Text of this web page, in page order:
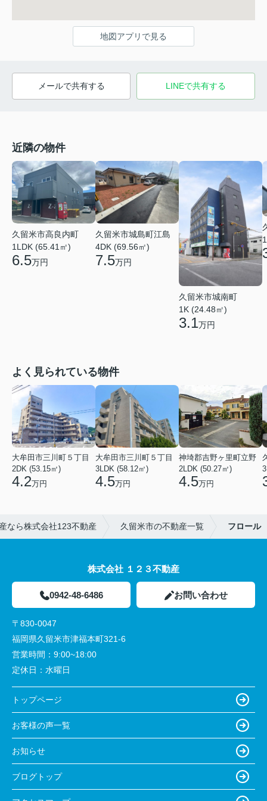
地図アプリで見る
メールで共有する LINEで共有する
近隣の物件
久留米市高良内町
1LDK (65.41㎡)
6.5万円
久留米市城島町江島
4DK (69.56㎡)
7.5万円
久留米市城南町
1K (24.48㎡)
3.1万円
よく見られている物件
大牟田市三川町５丁目
2DK (53.15㎡)
4.2万円
大牟田市三川町５丁目
3LDK (58.12㎡)
4.5万円
神埼郡吉野ヶ里町立野
2LDK (50.27㎡)
4.5万円
なら株式会社123不動産 久留米市の不動産一覧 フロール
株式会社 １２３不動産
0942-48-6486 お問い合わせ
〒830-0047
福岡県久留米市津福本町321-6
営業時間： 9:00~18:00
定休日： 水曜日
トップページ
お客様の声一覧
お知らせ
ブログトップ